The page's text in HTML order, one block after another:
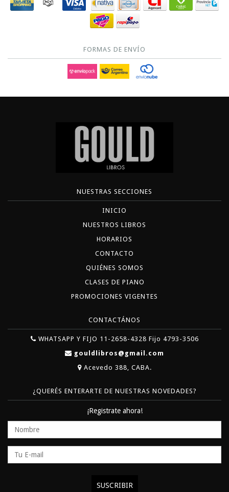
FORMAS DE ENVÍO
NUESTRAS SECCIONES
INICIO
NUESTROS LIBROS
HORARIOS
CONTACTO
QUIÉNES SOMOS
CLASES DE PIANO
PROMOCIONES VIGENTES
CONTACTÁNOS
WHATSAPP Y FIJO 11-2658-4328 Fijo 4793-3506
gouldlibros@gmail.com
Acevedo 388, CABA.
¿QUERÉS ENTERARTE DE NUESTRAS NOVEDADES?
¡Registrate ahora!